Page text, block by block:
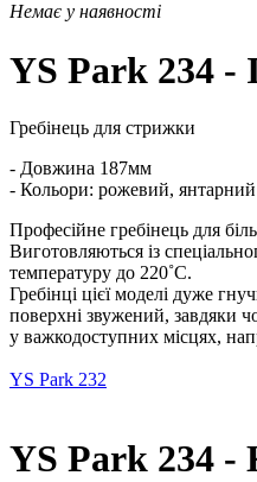
Немає у наявності
YS Park 234 -
Гребінець для стрижки
- Довжина 187мм
- Кольори: рожевий, янтарний
Професійне гребінець для
Виготовляються із
температуру до 220˚C.
Гребінці цієї моделі дуже
поверхні звужений, завдяки
у важкодоступних місцях,
YS Park 232
YS Park 234 -